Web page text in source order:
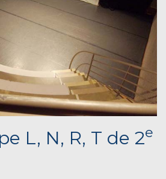
L, N, R, T de 2e